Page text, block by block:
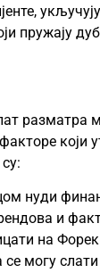
пружају
разматра
који
нуди
и
на Форек
могу